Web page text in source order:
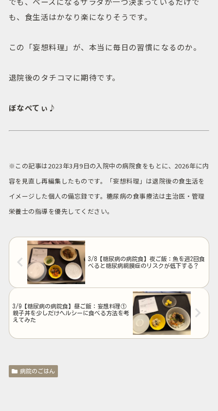
も、食生活はかなり楽になりそうです。
この「妄想料理」が、本当に毎日の習慣になるのか。
退院後のタチコマに期待です。
ぼなぺてぃ♪
※この記事は2023年3月9日の入院中の病院食をもとに、2026年に内
容を見直し再編集したものです。「妄想料理」は退院後の食生活を
イメージした個人の備忘録です。糖尿病の食事療法は主治医・管理
栄養士の指導を優先してください。
3/8【糖尿病の病院食】夜ご飯：魚を週2回食
べると糖尿病網膜症のリスクが低下する？
3/9【糖尿病の病院食】昼ご飯：妄想料理①
親子丼を少しだけヘルシーに食べる方法を考
えてみた
病院のごはん